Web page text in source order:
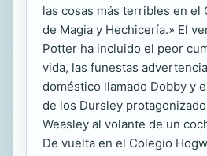
las cosas más terribles en el
de Magia y Hechicería.» El
Potter ha incluido el peor
vida, las funestas
doméstico llamado Dobby y
de los Dursley
Weasley al volante de un
De vuelta en el Colegio